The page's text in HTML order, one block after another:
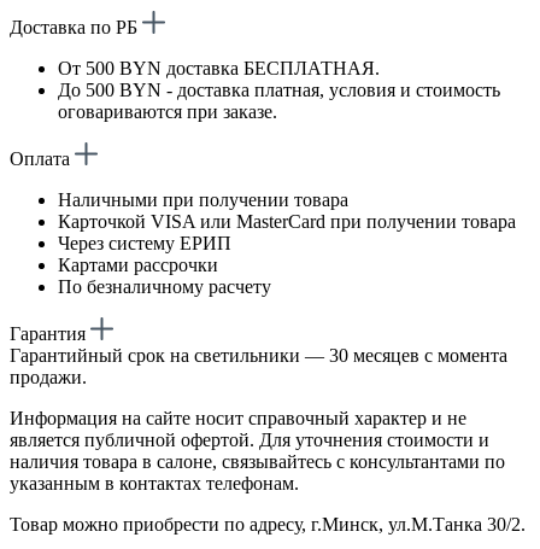
Доставка по РБ
От 500 BYN доставка БЕСПЛАТНАЯ.
До 500 BYN - доставка платная, условия и стоимость
оговариваются при заказе.
Оплата
Наличными при получении товара
Карточкой VISA или MasterCard при получении товара
Через систему ЕРИП
Картами рассрочки
По безналичному расчету
Гарантия
Гарантийный срок на светильники — 30 месяцев с момента
продажи.
Информация на сайте носит справочный характер и не
является публичной офертой. Для уточнения стоимости и
наличия товара в салоне, связывайтесь с консультантами по
указанным в контактах телефонам.
Товар можно приобрести по адресу, г.Минск, ул.М.Танка 30/2.